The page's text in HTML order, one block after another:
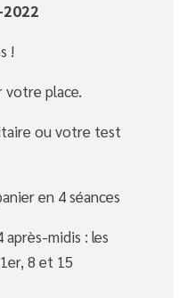
2022
!
votre place.
ou votre test
en 4 séances
après-midis : les
8 et 15